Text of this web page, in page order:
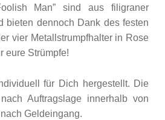
Man” sind aus filigraner
bieten dennoch Dank des festen
vier Metallstrumpfhalter in Rose
eure Strümpfe!
für Dich hergestellt. Die
Auftragslage innerhalb von
Geldeingang.